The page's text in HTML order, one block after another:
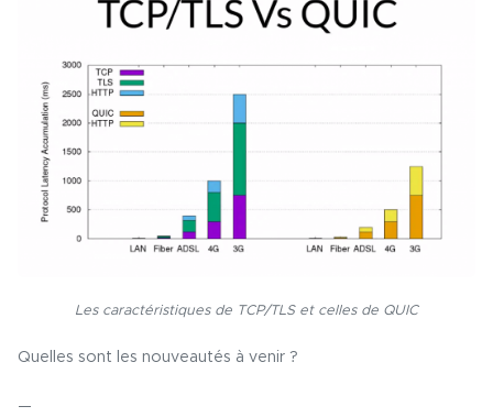
Les caractéristiques de TCP/TLS et celles de QUIC
Quelles sont les nouveautés à venir ?
—